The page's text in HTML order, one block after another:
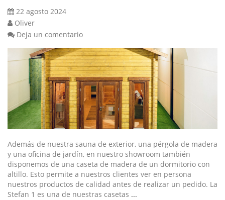
22 agosto 2024
Oliver
Deja un comentario
Además de nuestra sauna de exterior, una pérgola de madera
y una oficina de jardín, en nuestro showroom también
disponemos de una caseta de madera de un dormitorio con
altillo. Esto permite a nuestros clientes ver en persona
nuestros productos de calidad antes de realizar un pedido. La
Stefan 1 es una de nuestras casetas ...